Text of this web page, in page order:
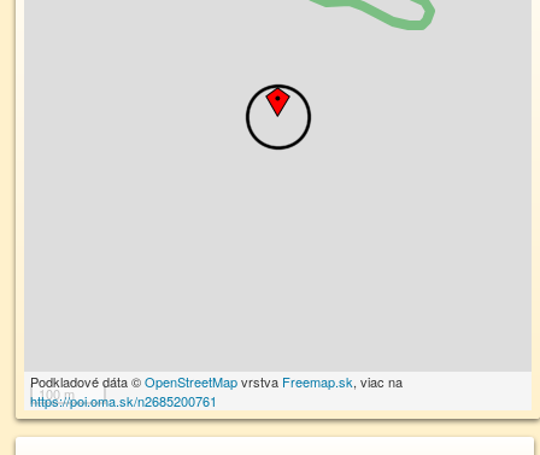
100 m
Podkladové dáta ©OpenStreetMapvrstva Freemap.sk, viac na
https://poi.oma.sk/n2685200761